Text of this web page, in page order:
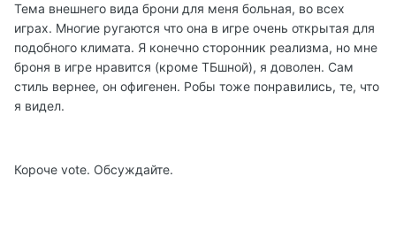
Тема внешнего вида брони для меня больная, во всех
играх. Многие ругаются что она в игре очень открытая для
подобного климата. Я конечно сторонник реализма, но мне
броня в игре нравится (кроме ТБшной), я доволен. Сам
стиль вернее, он офигенен. Робы тоже понравились, те, что
я видел.
Короче vote. Обсуждайте.